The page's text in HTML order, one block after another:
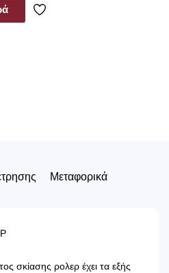
Μεταφορικά
σκίασης ρολερ έχει τα εξής